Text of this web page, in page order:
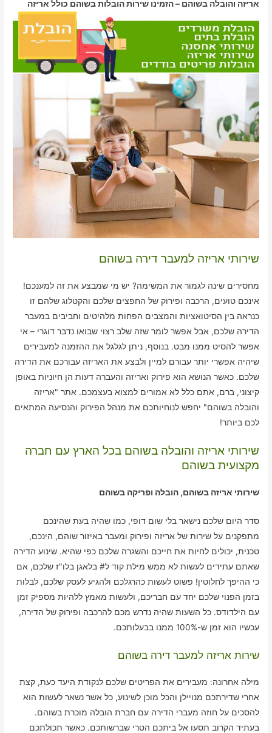
אריזה והובלה בשוהם – הזמינו שירות הובלות בשוהם כולל אריזה
שירותי אריזה למעבר דירה בשוהם
מחסירים שינה לגמור את המשימה? יש מי שמבצע את זה למענכם!
אינכם טועים, הרכבה ופירוק של החפצים שלכם והקטלוג שלהם זו
כנראה בין הסיטואציות והמצבים הפחות מלהיטים וחביבים במעבר
הדירה שלכם, אבל אפשר לומר שזה שלב רצוי שבואו נדבר דוגרי – אי
אפשר להסיט ממנו מבט. בנוסף, ניתן לגלגל את ההזמנה למעבירים
שיהיה אפשרי יותר עבורם למיין ולבצע את האריזה עבורכם את הדירה
שלכם. כאשר הנושא הוא פירוק ואריזה והעברה דעות הן חיוניות באופן
קיצוני, ברם, אתם כלל לא אמורים למצוא בעצמכם. אתר "אריזה
והובלה בשוהם" יחפש לנוחיותכם את מנהל הפירוק והנסיעה המתאים
לכם ביותר!
שירותי אריזה והובלה בשוהם בכל הארץ עם חברה
מקצועית בשוהם
שירותי אריזה בשוהם, הובלה ופריקה בשוהם
סדר היום שלכם נישאר בלי שום דופי, כמו שהיה בעת שהינכם
מתפקנים על שירות של אריזה ופירוק ומעבר באיזור שוהם, הינכם,
טכנית, יכולים לחיות את חייכם והשגרה שלכם כפי שהיא. שינוע הדירה
שאתם עתידים לעשות לא ממש מילת קוד ל# בלאגן בלו"ז שלכם, אם
כי ההיפך לחלוטין! פשוט לעשות כהרגלכם ולהגיע לעסק שלכם, לבלות
בזמן הפנוי שלכם יחד עם חבריכם, ולעשות מאמץ ללהיות מספיק זמן
עם הילדודס. כל השעות שהיה נדרש מכם להרכבה ופירוק של הדירה,
עכשיו הוא זמן ש-100% ממנו בבעלותכם.
שירות אריזה למעבר דירה בשוהם
מילה אחרונה: מעבירים את הפריטים שלכם לנקודת היעד כעת, קצת
אחרי שדירתכם מנויילן והכל מוכן לשינוע, כל אשר נשאר לעשות הוא
להסכים על חוזה מעברי הדירה עם חברת הובלה מוכרת בשוהם.
בעתיד הקרוב תסעו אל ביתכם הטרי שברשותכם. כאשר תכולתכם